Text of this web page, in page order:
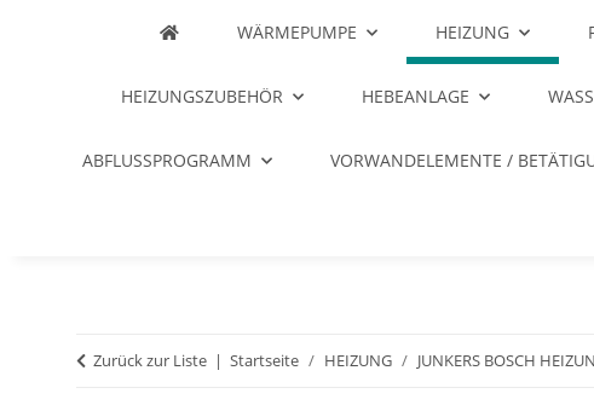
WÄRMEPUMPE HEIZUNG
HEIZUNGSZUBEHÖR HEBEANLAGE
ABFLUSSPROGRAMM VORWANDELEMENTE /
Zurück zur Liste Startseite HEIZUNG JUNKERS BOSCH